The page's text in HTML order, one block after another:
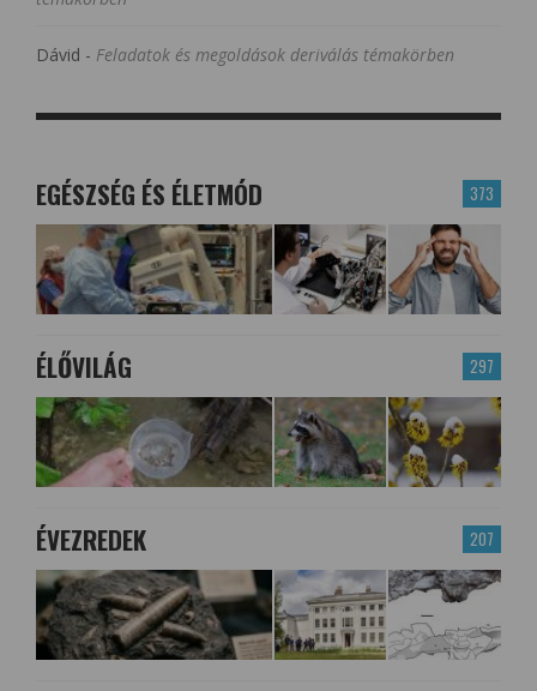
Dávid - Feladatok és megoldások deriválás témakörben
373
EGÉSZSÉG ÉS ÉLETMÓD
297
ÉLŐVILÁG
207
ÉVEZREDEK